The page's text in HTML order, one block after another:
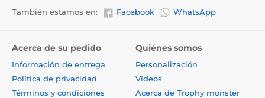
También estamos en: Facebook WhatsApp
Acerca de su pedido
Información de entrega
Política de privacidad
Términos y condiciones
Quiénes somos
Personalización
Vídeos
Acerca de Trophy monster